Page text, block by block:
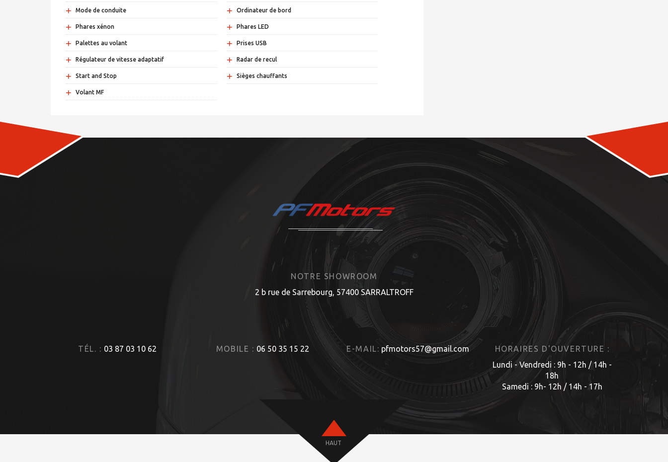
+ Mode de conduite + Ordinateur de bord
+ Phares xénon + Phares LED
+ Palettes au volant + Prises USB
+ Régulateur de vitesse adaptatif + Radar de recul
+ Start and Stop + Sièges chauffants
+ Volant MF
NOTRE SHOWROOM
2 b rue de Sarrebourg, 57400 SARRALTROFF
TÉL. : 03 87 03 10 62 MOBILE : 06 50 35 15 22 E-MAIL: pfmotors57@gmail.com
HORAIRES D'OUVERTURE :
Lundi - Vendredi : 9h - 12h / 14h -
18h
Samedi : 9h- 12h / 14h - 17h
HAUT